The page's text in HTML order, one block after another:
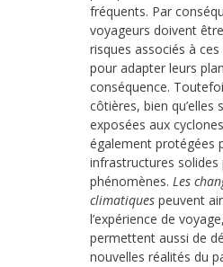
fréquents. Par
voyageurs doivent
risques associés à
pour adapter leurs
conséquence.
côtières, bien qu’elles
exposées aux
également protégées
infrastructures solides
phénomènes. Les
climatiques peuvent
l’expérience de
permettent aussi de
nouvelles réalités du